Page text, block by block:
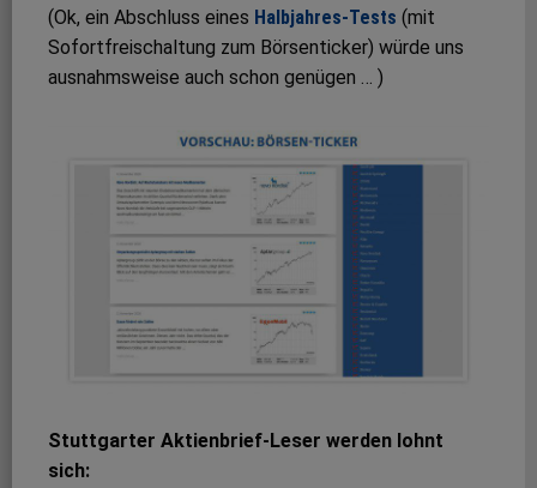
(Ok, ein Abschluss eines Halbjahres-Tests (mit
Sofortfreischaltung zum Börsenticker) würde uns
ausnahmsweise auch schon genügen … )
Stuttgarter Aktienbrief-Leser werden lohnt
sich: